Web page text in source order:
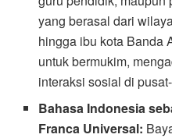
yang berasal dari
hingga ibu kota Banda
untuk bermukim,
interaksi sosial di
Bahasa Indonesia
Franca Universal: